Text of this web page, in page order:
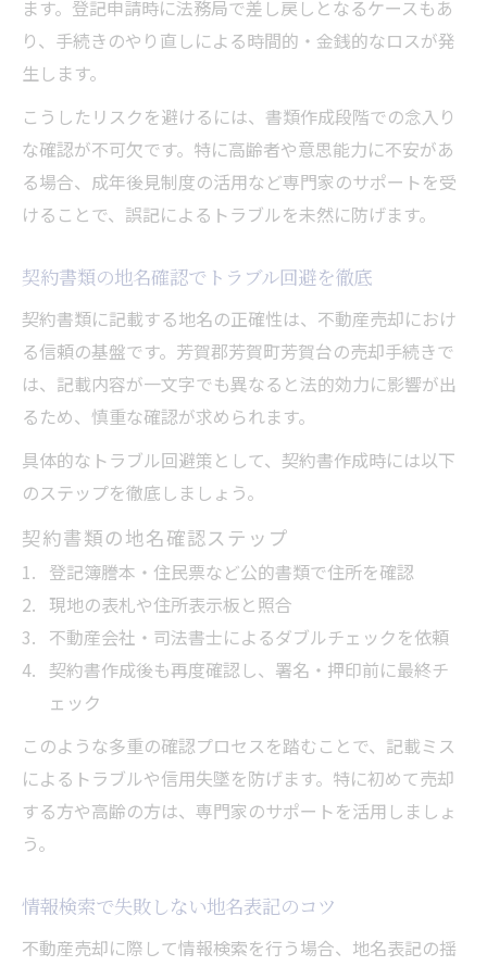
ます。登記申請時に法務局で差し戻しとなるケースもあ
り、手続きのやり直しによる時間的・金銭的なロスが発
生します。
こうしたリスクを避けるには、書類作成段階での念入り
な確認が不可欠です。特に高齢者や意思能力に不安があ
る場合、成年後見制度の活用など専門家のサポートを受
けることで、誤記によるトラブルを未然に防げます。
契約書類の地名確認でトラブル回避を徹底
契約書類に記載する地名の正確性は、不動産売却におけ
る信頼の基盤です。芳賀郡芳賀町芳賀台の売却手続きで
は、記載内容が一文字でも異なると法的効力に影響が出
るため、慎重な確認が求められます。
具体的なトラブル回避策として、契約書作成時には以下
のステップを徹底しましょう。
契約書類の地名確認ステップ
登記簿謄本・住民票など公的書類で住所を確認
現地の表札や住所表示板と照合
不動産会社・司法書士によるダブルチェックを依頼
契約書作成後も再度確認し、署名・押印前に最終チ
ェック
このような多重の確認プロセスを踏むことで、記載ミス
によるトラブルや信用失墜を防げます。特に初めて売却
する方や高齢の方は、専門家のサポートを活用しましょ
う。
情報検索で失敗しない地名表記のコツ
不動産売却に際して情報検索を行う場合、地名表記の揺